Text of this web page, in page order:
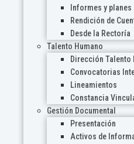
Informes y planes
Rendición de
Desde la Rectoría
Talento Humano
Dirección Talento
Convocatorias
Lineamientos
Constancia
Gestión Documental
Presentación
Activos de